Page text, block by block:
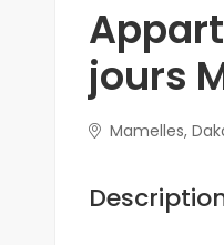
jours
Mamelles,